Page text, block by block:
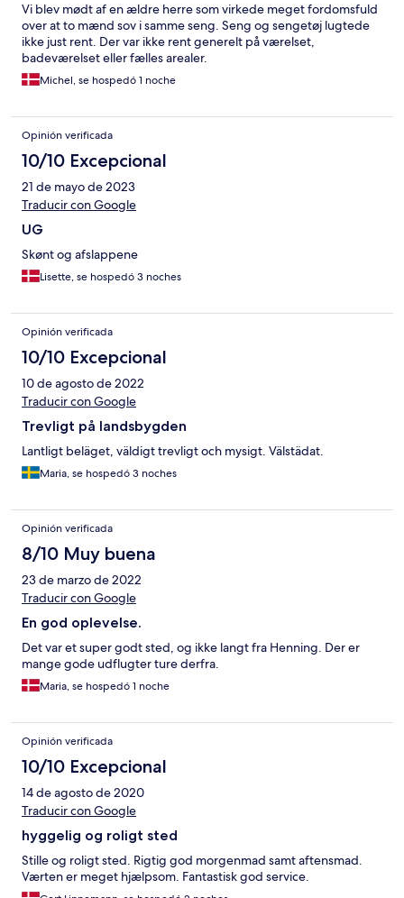
Vi blev mødt af en ældre herre som virkede meget fordomsfuld
over at to mænd sov i samme seng. Seng og sengetøj lugtede
ikke just rent. Der var ikke rent generelt på værelset,
badeværelset eller fælles arealer.
Michel, se hospedó 1 noche
Opinión verificada
10/10 Excepcional
21 de mayo de 2023
Traducir con Google
UG
Skønt og afslappene
Lisette, se hospedó 3 noches
Opinión verificada
10/10 Excepcional
10 de agosto de 2022
Traducir con Google
Trevligt på landsbygden
Lantligt beläget, väldigt trevligt och mysigt. Välstädat.
Maria, se hospedó 3 noches
Opinión verificada
8/10 Muy buena
23 de marzo de 2022
Traducir con Google
En god oplevelse.
Det var et super godt sted, og ikke langt fra Henning. Der er
mange gode udflugter ture derfra.
Maria, se hospedó 1 noche
Opinión verificada
10/10 Excepcional
14 de agosto de 2020
Traducir con Google
hyggelig og roligt sted
Stille og roligt sted. Rigtig god morgenmad samt aftensmad.
Værten er meget hjælpsom. Fantastisk god service.